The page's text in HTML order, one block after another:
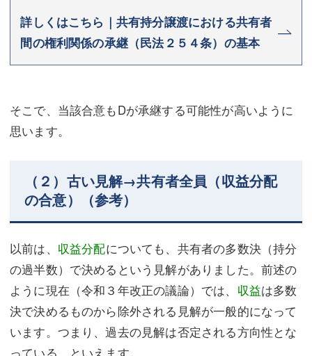
詳しくはこちら｜共有持分譲渡における共有者
間の権利関係の承継（民法２５４条）の基本
そこで、当該合意もDが承継する可能性が高いように
思います。
（２）古い見解→共有者全員（収益分配
の合意）（参考）
以前は、 収益分配についても、共有者の多数決（持分
の過半数）で決めるという見解がありました。前述の
ように現在（令和３年改正の議論）では、 収益は多数
決で決めるものから除外される見解が一般的になって
います。つまり、過去の見解は否定される方向性とな
っている、といえます。